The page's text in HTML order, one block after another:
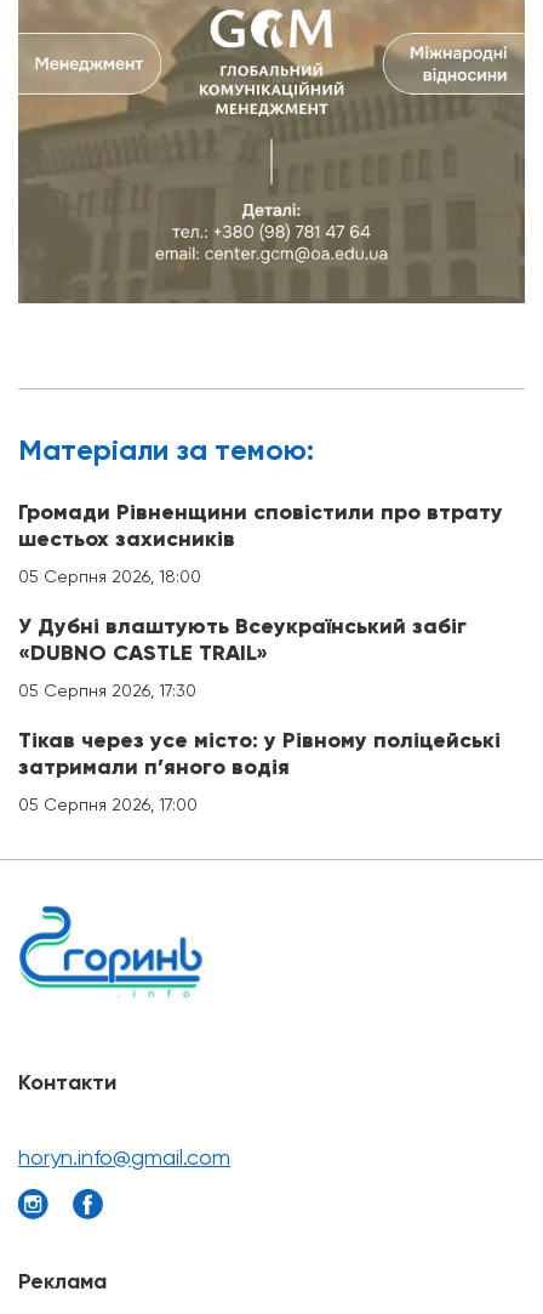
Матерiали за темою:
Громади Рівненщини сповістили про втрату
шестьох захисників
05 Серпня 2026, 18:00
У Дубні влаштують Всеукраїнський забіг
«DUBNO CASTLE TRAIL»
05 Серпня 2026, 17:30
Тікав через усе місто: у Рівному поліцейські
затримали п’яного водія
05 Серпня 2026, 17:00
Контакти
horyn.info@gmail.com
Реклама